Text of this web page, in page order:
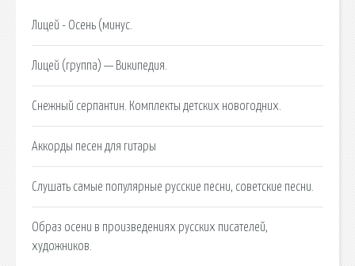
Лицей - Осень (минус.
Лицей (группа) — Википедия.
Снежный серпантин. Комплекты детских новогодних.
Аккорды песен для гитары
Слушать самые популярные русские песни, советские песни.
Образ осени в произведениях русских писателей,
художников.